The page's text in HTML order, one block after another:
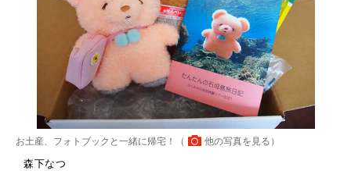
お土産、フォトブックと一緒に帰宅！（ 他の写真を見る ）
森下なつ